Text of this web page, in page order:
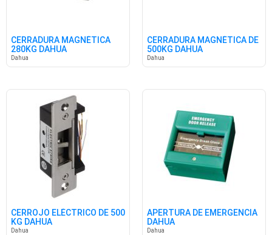
CERRADURA MAGNÉTICA
280KG DAHUA
Dahua
CERRADURA MAGNÉTICA DE
500KG DAHUA
Dahua
CERROJO ELÉCTRICO DE 500
KG DAHUA
Dahua
APERTURA DE EMERGENCIA
DAHUA
Dahua